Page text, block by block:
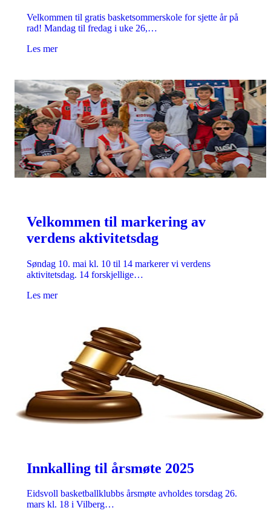
Velkommen til gratis basketsommerskole for sjette år på
rad! Mandag til fredag i uke 26,…
Les mer
Velkommen til markering av
verdens aktivitetsdag
Søndag 10. mai kl. 10 til 14 markerer vi verdens
aktivitetsdag. 14 forskjellige…
Les mer
Innkalling til årsmøte 2025
Eidsvoll basketballklubbs årsmøte avholdes torsdag 26.
mars kl. 18 i Vilberg…